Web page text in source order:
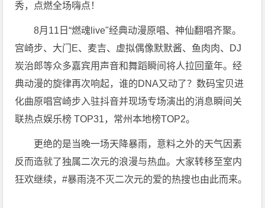
秀，点燃全场嗨点！
8月11日“燃魂live"经典动漫原唱、神仙翻唱齐聚。
宫崎步、大门E、麦吉、虚拟偶像默默酱、鱼肉肉、DJ
炭治郎等众多嘉宾用声音和舞蹈瞬间将人拉回童年。经
典动漫的旋律再次响起，谁的DNA又动了？数码宝贝进
化曲原唱宫崎步入驻抖音并现场专场演出的消息瞬间关
联热点娱乐榜 TOP31，常州本地榜TOP2。
更绝的是当晚一场天降暴雨，意料之外的天气因素
反而造就了独属二次元的浪漫与热血。大家转移至室内
狂欢继续，#暴雨浇不灭二次元的爱的热搜也由此而来。